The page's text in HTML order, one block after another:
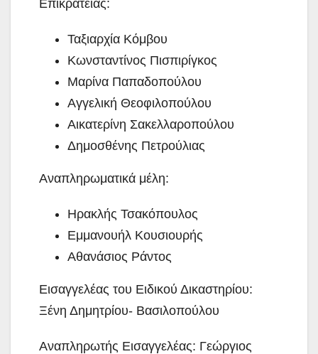
Επικρατείας:
Ταξιαρχία Κόμβου
Κωνσταντίνος Πισπιρίγκος
Μαρίνα Παπαδοπούλου
Αγγελική Θεοφιλοπούλου
Αικατερίνη Σακελλαροπούλου
Δημοσθένης Πετρούλιας
Αναπληρωματικά μέλη:
Ηρακλής Τσακόπουλος
Εμμανουήλ Κουσιουρής
Αθανάσιος Ράντος
Εισαγγελέας του Ειδικού Δικαστηρίου:
Ξένη Δημητρίου- Βασιλοπούλου
Αναπληρωτής Εισαγγελέας: Γεώργιος